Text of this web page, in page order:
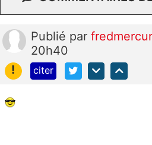
Publié par
20h40
!
citer